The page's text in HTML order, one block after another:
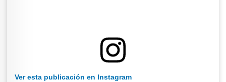
Ver esta publicación en Instagram